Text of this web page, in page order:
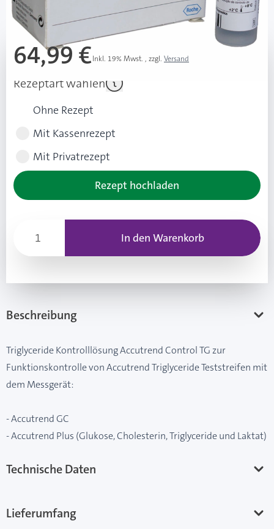
Mehr über das Produkt
64,99 €Inkl. 19% Mwst. , zzgl. Versand
Rezeptart wählen
Ohne Rezept
Mit Kassenrezept
Mit Privatrezept
Rezept hochladen
In den Warenkorb
Beschreibung
Triglyceride Kontrolllösung Accutrend Control TG zur
Funktionskontrolle von Accutrend Triglyceride Teststreifen mit
dem Messgerät:
- Accutrend GC
- Accutrend Plus (Glukose, Cholesterin, Triglyceride und Laktat)
Technische Daten
Lieferumfang